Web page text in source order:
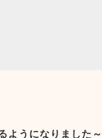
ようになりました～